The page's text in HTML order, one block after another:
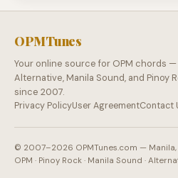
OPMTunes
Your online source for OPM chords —
Alternative, Manila Sound, and Pinoy
since 2007.
Privacy PolicyUser AgreementContact
© 2007–2026 OPMTunes.com —
OPM · Pinoy Rock · Manila Sound ·